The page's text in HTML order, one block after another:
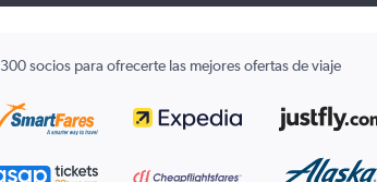
socios para ofrecerte las mejores ofertas de viaje